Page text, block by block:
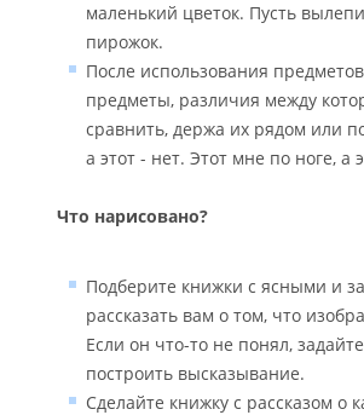
маленький цветок. Пусть
пирожок.
После использования
предметы, различия между
сравнить, держа их рядом или
а этот - нет. Этот мне по ноге, а
Что нарисовано?
Подберите книжки с ясными и
рассказать вам о том, что
Если он что-то не понял,
построить высказывание.
Сделайте книжку с рассказом о